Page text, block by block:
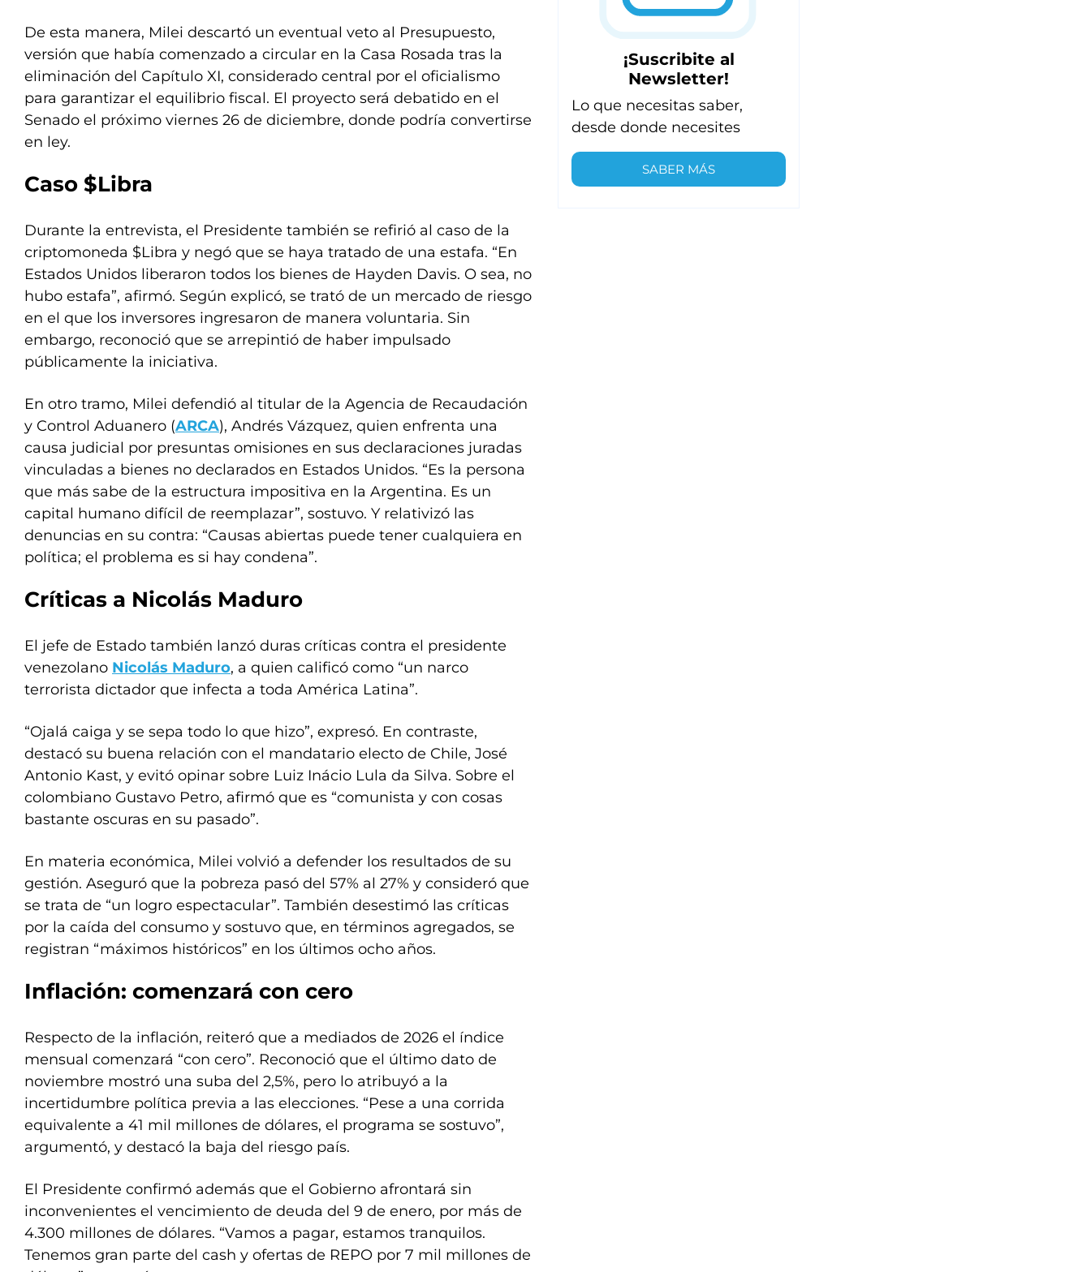
De esta manera, Milei descartó un eventual veto al Presupuesto,
versión que había comenzado a circular en la Casa Rosada tras la
eliminación del Capítulo XI, considerado central por el oficialismo
para garantizar el equilibrio fiscal. El proyecto será debatido en el
Senado el próximo viernes 26 de diciembre, donde podría convertirse
en ley.
Caso $Libra
Durante la entrevista, el Presidente también se refirió al caso de la
criptomoneda $Libra y negó que se haya tratado de una estafa. “En
Estados Unidos liberaron todos los bienes de Hayden Davis. O sea, no
hubo estafa”, afirmó. Según explicó, se trató de un mercado de riesgo
en el que los inversores ingresaron de manera voluntaria. Sin
embargo, reconoció que se arrepintió de haber impulsado
públicamente la iniciativa.
En otro tramo, Milei defendió al titular de la Agencia de Recaudación
y Control Aduanero (ARCA), Andrés Vázquez, quien enfrenta una
causa judicial por presuntas omisiones en sus declaraciones juradas
vinculadas a bienes no declarados en Estados Unidos. “Es la persona
que más sabe de la estructura impositiva en la Argentina. Es un
capital humano difícil de reemplazar”, sostuvo. Y relativizó las
denuncias en su contra: “Causas abiertas puede tener cualquiera en
política; el problema es si hay condena”.
Críticas a Nicolás Maduro
El jefe de Estado también lanzó duras críticas contra el presidente
venezolano Nicolás Maduro, a quien calificó como “un narco
terrorista dictador que infecta a toda América Latina”.
“Ojalá caiga y se sepa todo lo que hizo”, expresó. En contraste,
destacó su buena relación con el mandatario electo de Chile, José
Antonio Kast, y evitó opinar sobre Luiz Inácio Lula da Silva. Sobre el
colombiano Gustavo Petro, afirmó que es “comunista y con cosas
bastante oscuras en su pasado”.
En materia económica, Milei volvió a defender los resultados de su
gestión. Aseguró que la pobreza pasó del 57% al 27% y consideró que
se trata de “un logro espectacular”. También desestimó las críticas
por la caída del consumo y sostuvo que, en términos agregados, se
registran “máximos históricos” en los últimos ocho años.
Inflación: comenzará con cero
Respecto de la inflación, reiteró que a mediados de 2026 el índice
mensual comenzará “con cero”. Reconoció que el último dato de
noviembre mostró una suba del 2,5%, pero lo atribuyó a la
incertidumbre política previa a las elecciones. “Pese a una corrida
equivalente a 41 mil millones de dólares, el programa se sostuvo”,
argumentó, y destacó la baja del riesgo país.
El Presidente confirmó además que el Gobierno afrontará sin
inconvenientes el vencimiento de deuda del 9 de enero, por más de
4.300 millones de dólares. “Vamos a pagar, estamos tranquilos.
Tenemos gran parte del cash y ofertas de REPO por 7 mil millones de
¡Suscribite al
Newsletter!
Lo que necesitas saber,
desde donde necesites
SABER MÁS